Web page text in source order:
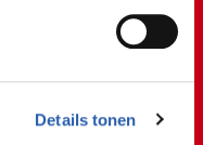
Details tonen
buiten- en
vak.